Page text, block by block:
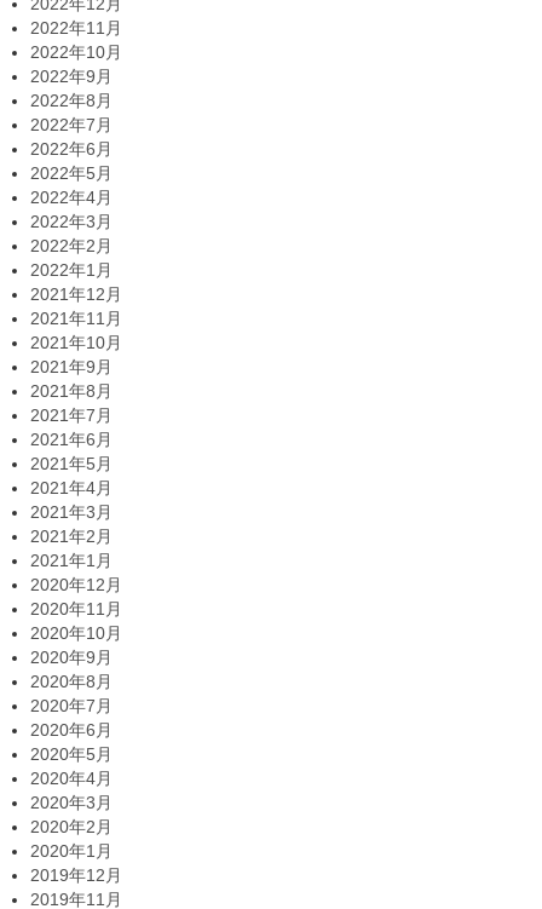
2022年12月
2022年11月
2022年10月
2022年9月
2022年8月
2022年7月
2022年6月
2022年5月
2022年4月
2022年3月
2022年2月
2022年1月
2021年12月
2021年11月
2021年10月
2021年9月
2021年8月
2021年7月
2021年6月
2021年5月
2021年4月
2021年3月
2021年2月
2021年1月
2020年12月
2020年11月
2020年10月
2020年9月
2020年8月
2020年7月
2020年6月
2020年5月
2020年4月
2020年3月
2020年2月
2020年1月
2019年12月
2019年11月